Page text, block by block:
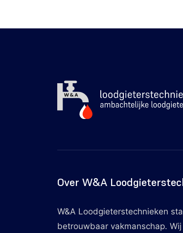
Over W&A
W&A Loodgieterstechnieken
betrouwbaar vakmanschap.